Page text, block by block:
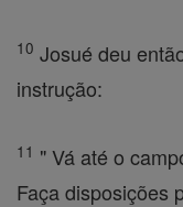
10 Josué deu
instrução:
11 " Vá até o
Faça disposições